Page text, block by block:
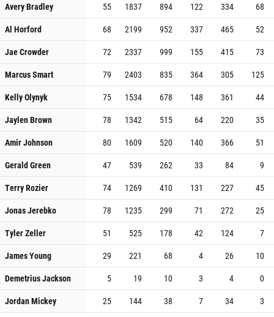
Avery Bradley
55 1837 894 122 334
68
Al Horford
68 2199 952 337 465
52
Jae Crowder
72 2337 999 155 415
73
Marcus Smart
79 2403 835 364 305
125
Kelly Olynyk
75 1534 678 148 361
44
Jaylen Brown
78 1342 515 64 220
35
Amir Johnson
80 1609 520 140 366
51
Gerald Green
47 539 262 33 84
9
Terry Rozier
74 1269 410 131 227
45
Jonas Jerebko
78 1235 299 71 272
25
Tyler Zeller
51 525 178 42 124
7
James Young
29 221 68 4 26
10
Demetrius Jackson
5 19 10 3 4
0
Jordan Mickey
25 144 38 7 34 3